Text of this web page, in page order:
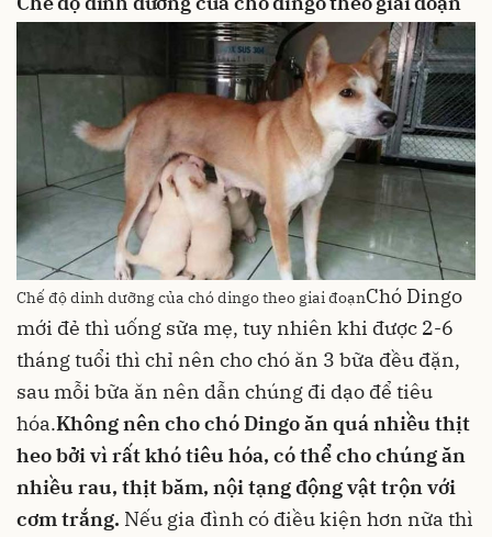
Chế độ dinh dưỡng của chó dingo theo giai đoạnChó Dingo
mới đẻ thì uống sữa mẹ, tuy nhiên khi được 2-6
tháng tuổi thì chỉ nên cho chó ăn 3 bữa đều đặn,
sau mỗi bữa ăn nên dẫn chúng đi dạo để tiêu
hóa.Không nên cho chó Dingo ăn quá nhiều thịt
heobởi vì rất khó tiêu hóa, có thể cho chúng ăn
nhiều rau, thịt băm, nội tạng động vật trộn với
cơm trắng. Nếu gia đình có điều kiện hơn nữa thì